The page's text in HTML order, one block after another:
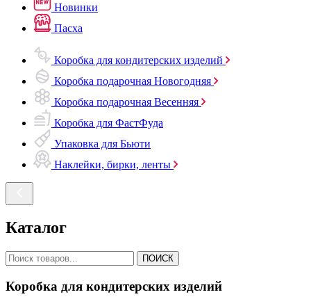
Новинки
Пасха
Коробка для кондитерских изделий
Коробка подарочная Новогодняя
Коробка подарочная Весенняя
Коробка для ФастФуда
Упаковка для Бьюти
Наклейки, бирки, ленты
Каталог
ПОИСК
Коробка для кондитерских изделий